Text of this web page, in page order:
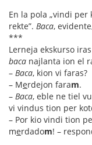
En la pola „vindi per
rekte”. Baca,
***
Lerneja ekskurso
baca najlanta ion el
– Baca, kion vi faras?
– Merdejon faram.
– Baca, eble ne tiel
vi vindus tion per
– Por kio vindi tion
merdadom! –